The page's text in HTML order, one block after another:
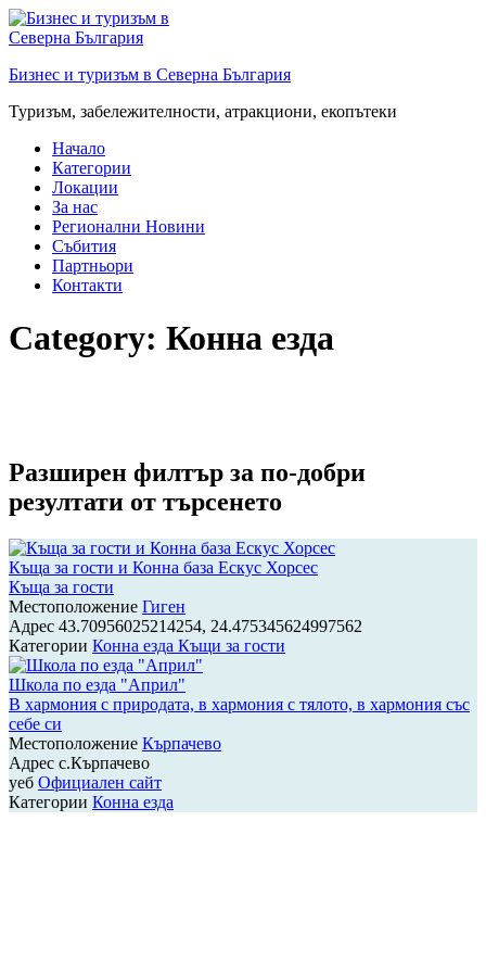
Преминете
към
Бизнес и туризъм в Северна България
Туризъм, забележителности, атракциони, екопътеки
Начало
Категории
Локации
За нас
Регионални Новини
Събития
Партньори
Контакти
Category: Конна езда
Разширен филтър за по-добри
резултати от търсенето
Къща за гости и Конна база Ескус Хорсес
Къща за гости
Местоположение Гиген
Адрес 43.70956025214254, 24.475345624997562
Категории Конна езда Къщи за гости
Школа по езда "Април"
В хармония с природата, в хармония с тялото, в хармония със
себе си
Местоположение Кърпачево
Адрес с.Кърпачево
уеб Официален сайт
Категории Конна езда